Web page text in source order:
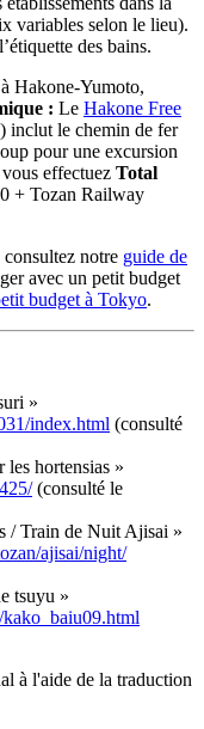
variables selon le lieu).
des bains.
Hakone-Yumoto,
: Le Hakone Free
inclut le chemin de fer
pour une excursion
effectuez Total
+ Tozan Railway
notre guide de
avec un petit budget
budget à Tokyo.
»
index.html (consulté
les hortensias »
(consulté le
/ Train de Nuit Ajisai »
ajisai/night/
tsuyu »
à l'aide de la traduction